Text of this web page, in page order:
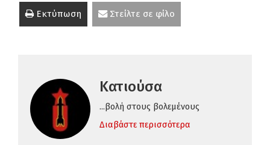
Εκτύπωση Στείλτε σε φίλο
Κατιούσα
...βολή στους βολεμένους
Διαβάστε περισσότερα